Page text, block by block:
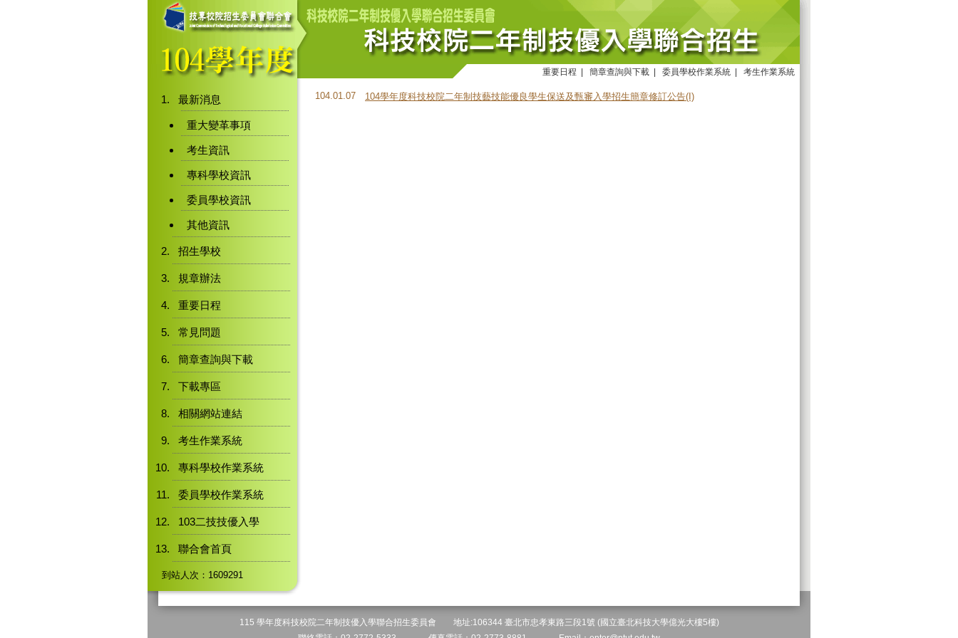
重要日程 簡章查詢與下載 委員學校作業系統 考生作業系統
最新消息
重大變革事項
考生資訊
專科學校資訊
委員學校資訊
其他資訊
招生學校
規章辦法
重要日程
常見問題
簡章查詢與下載
下載專區
相關網站連結
考生作業系統
專科學校作業系統
委員學校作業系統
103二技技優入學
聯合會首頁
到站人次：1609291
104.01.07 104學年度科技校院二年制技藝技能優良學生保送及甄審入學招生簡章修訂公告(I)
115 學年度科技校院二年制技優入學聯合招生委員會 地址:106344 臺北市忠孝東路三段1號 (國立臺北科技大學億光大樓5樓)